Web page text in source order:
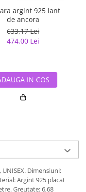
argint 925 lant
de ancora
633,17 Lei
474,00 Lei
IN COS
Dimensiuni:
Argint 925 placat
Greutate: 6,68